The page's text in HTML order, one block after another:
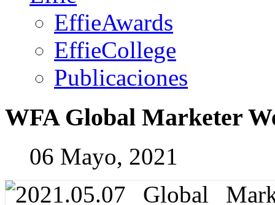
EffieAwards
EffieCollege
Publicaciones
WFA Global Marketer
06 Mayo, 2021